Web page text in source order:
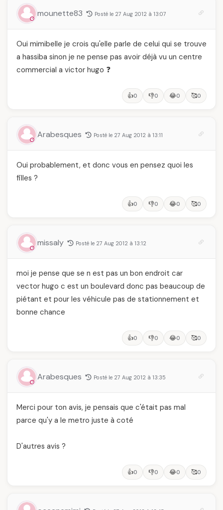
mounette83 Posté le 27 Aug 2012 à 13:07
Oui mimibelle je crois qu'elle parle de celui qui se trouve
a hassiba sinon je ne pense pas avoir déjà vu un centre
commercial a victor hugo ❓
👍0 👎0 😂0 🥰0
Arabesques Posté le 27 Aug 2012 à 13:11
Oui probablement, et donc vous en pensez quoi les
filles ?
👍0 👎0 😂0 🥰0
missaly Posté le 27 Aug 2012 à 13:12
moi je pense que se n est pas un bon endroit car
vector hugo c est un boulevard donc pas beaucoup de
piétant et pour les véhicule pas de stationnement et
bonne chance
👍0 👎0 😂0 🥰0
Arabesques Posté le 27 Aug 2012 à 13:35
Merci pour ton avis, je pensais que c'était pas mal
parce qu'y a le metro juste à coté
D'autres avis ?
👍0 👎0 😂0 🥰0